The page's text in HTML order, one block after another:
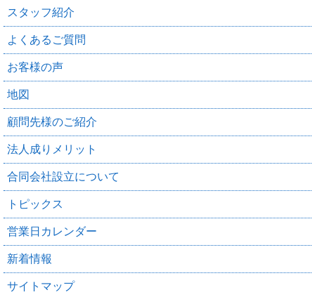
スタッフ紹介
よくあるご質問
お客様の声
地図
顧問先様のご紹介
法人成りメリット
合同会社設立について
トピックス
営業日カレンダー
新着情報
サイトマップ